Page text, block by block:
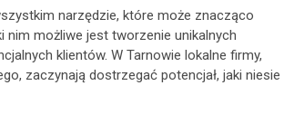
narzędzie, które może znacząco
nim możliwe jest tworzenie unikalnych
klientów. W Tarnowie lokalne firmy,
zaczynają dostrzegać potencjał, jaki niesie